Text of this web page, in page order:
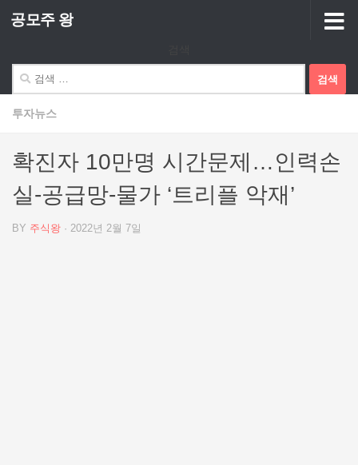
Skip to content
공모주 왕
색:
투자뉴스
확진자 10만명 시간문제…인력손
실-공급망-물가 ‘트리플 악재’
BY 주식왕 · 2022년 2월 7일